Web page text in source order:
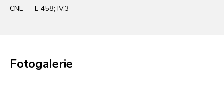
CNL L-458; IV.3
Fotogalerie